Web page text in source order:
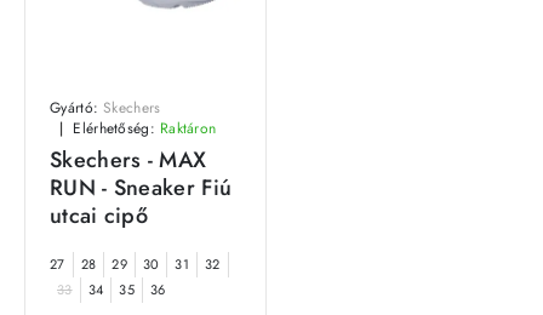
Gyártó: Skechers
Elérhetőség: Raktáron
Skechers - MAX
RUN - Sneaker Fiú
utcai cipő
27 28 29 30 31
32
33
34 35 36